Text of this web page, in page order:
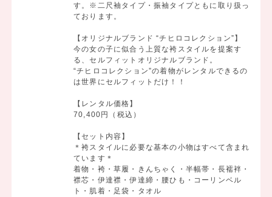
す。※二尺袖タイプ・振袖タイプともに取り扱っ
ております。
【オリジナルブランド “チヒロコレクション”】
今の女の子に似合う上質な袴スタイルを提案す
る、セルフィットオリジナルブランド。
“チヒロコレクション”の着物がレンタルできるの
は世界にセルフィットだけ！！
【レンタル価格】
70,400円（税込）
【セット内容】
＊袴スタイルに必要な基本の小物はすべて含まれ
ています＊
着物・袴・草履・きんちゃく・半幅帯・長襦袢・
襟芯・伊達襟・伊達締・腰ひも・コーリンベル
ト・肌着・足袋・タオル